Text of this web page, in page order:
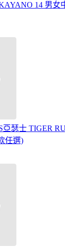
14 男女
亞瑟士 TIGER
任選)